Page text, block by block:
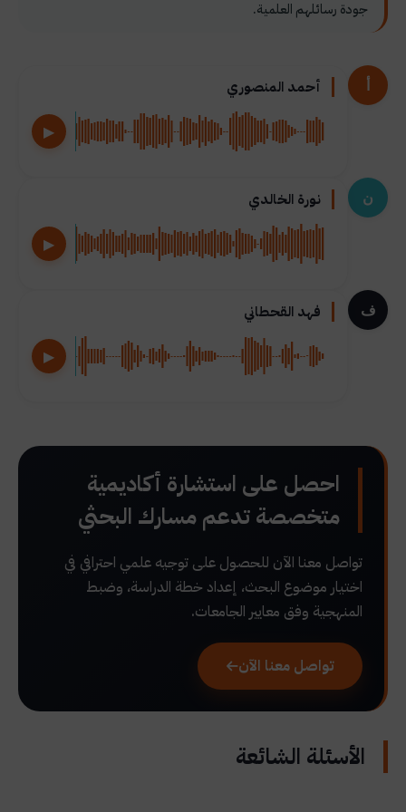
جودة رسائلهم العلمية.
أ أحمد المنصوري
▶
ن نورة الخالدي
▶
ف فهد القحطاني
▶
احصل على استشارة أكاديمية
متخصصة تدعم مسارك البحثي
تواصل معنا الآن للحصول على توجيه علمي احترافي في
اختيار موضوع البحث، إعداد خطة الدراسة، وضبط
المنهجية وفق معايير الجامعات.
تواصل معنا الآن
الأسئلة الشائعة